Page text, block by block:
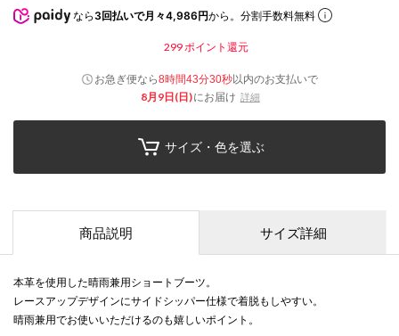
なら 3回払いで月々4,986円から。分割手数料無料
299 ポイント還元
お急ぎ便なら8時間43分29秒以内のお支払いで
8月9日(日)にお届け 詳細
サイズ・色を選ぶ
商品説明 サイズ詳細
本革を使用した晴雨兼用ショートブーツ。
レースアップデザインにサイドシッパー仕様で着脱もしやすい。
晴雨兼用でお使いいただけるのも嬉しいポイント。